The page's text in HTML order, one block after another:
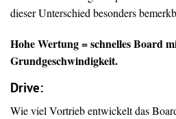
dieser Unterschied besonders
Hohe Wertung = schnelles Board
Grundgeschwindigkeit.
Drive:
Wie viel Vortrieb entwickelt das